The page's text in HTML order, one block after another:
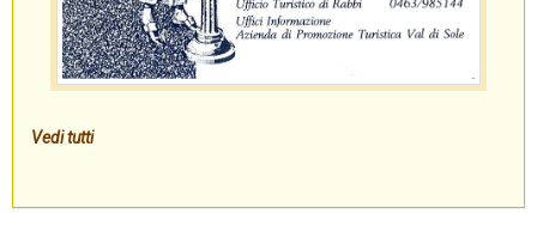
Vedi tutti